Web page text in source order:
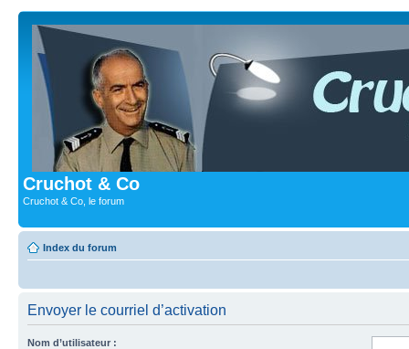
Cruchot & Co
Cruchot & Co, le forum
Index du forum
Envoyer le courriel d’activation
Nom d’utilisateur :